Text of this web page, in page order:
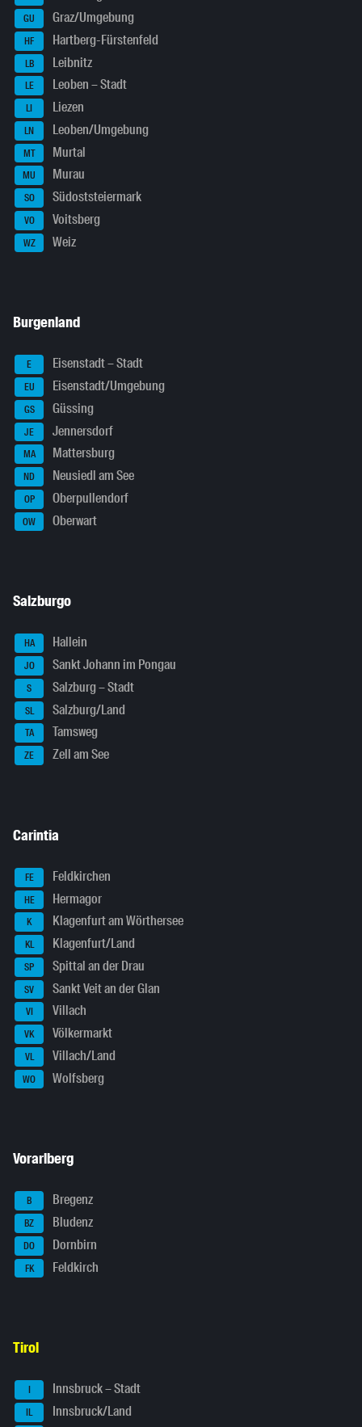
GU Graz/Umgebung
HF Hartberg-Fürstenfeld
LB Leibnitz
LE Leoben – Stadt
LI Liezen
LN Leoben/Umgebung
MT Murtal
MU Murau
SO Südoststeiermark
VO Voitsberg
WZ Weiz
Burgenland
E Eisenstadt – Stadt
EU Eisenstadt/Umgebung
GS Güssing
JE Jennersdorf
MA Mattersburg
ND Neusiedl am See
OP Oberpullendorf
OW Oberwart
Salzburgo
HA Hallein
JO Sankt Johann im Pongau
S Salzburg – Stadt
SL Salzburg/Land
TA Tamsweg
ZE Zell am See
Carintia
FE Feldkirchen
HE Hermagor
K Klagenfurt am Wörthersee
KL Klagenfurt/Land
SP Spittal an der Drau
SV Sankt Veit an der Glan
VI Villach
VK Völkermarkt
VL Villach/Land
WO Wolfsberg
Vorarlberg
B Bregenz
BZ Bludenz
DO Dornbirn
FK Feldkirch
Tirol
I Innsbruck – Stadt
IL Innsbruck/Land